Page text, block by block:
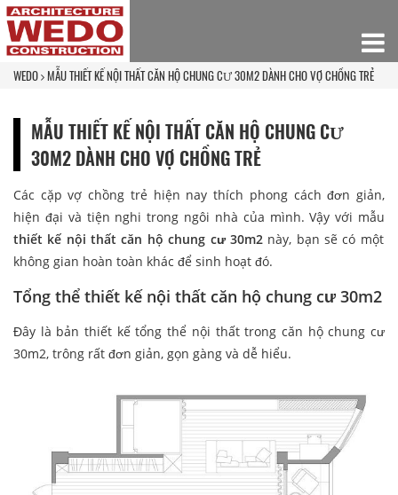
WEDO MẪU THIẾT KẾ NỘI THẤT CĂN HỘ CHUNG CƯ 30M2 DÀNH CHO VỢ CHỒNG TRẺ
MẪU THIẾT KẾ NỘI THẤT CĂN HỘ CHUNG CƯ
30M2 DÀNH CHO VỢ CHỒNG TRẺ
Các cặp vợ chồng trẻ hiện nay thích phong cách đơn giản,
hiện đại và tiện nghi trong ngôi nhà của mình. Vậy với mẫu
thiết kế nội thất căn hộ chung cư 30m2này, bạn sẽ có một
không gian hoàn toàn khác để sinh hoạt đó.
Tổng thể thiết kế nội thất căn hộ chung cư 30m2
Đây là bản thiết kế tổng thể nội thất trong căn hộ chung cư
30m2, trông rất đơn giản, gọn gàng và dễ hiểu.